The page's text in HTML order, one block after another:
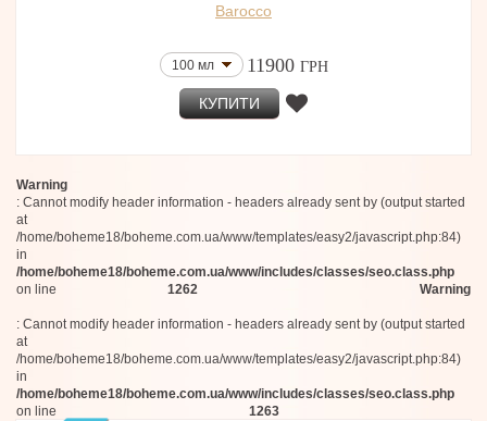
Barocco
100 мл 11900 ГРН
КУПИТИ
Warning
: Cannot modify header information - headers already sent by (output started
at
/home/boheme18/boheme.com.ua/www/templates/easy2/javascript.php:84)
in
/home/boheme18/boheme.com.ua/www/includes/classes/seo.class.php
on line
1262 Warning
: Cannot modify header information - headers already sent by (output started
at
/home/boheme18/boheme.com.ua/www/templates/easy2/javascript.php:84)
in
/home/boheme18/boheme.com.ua/www/includes/classes/seo.class.php
on line
1263